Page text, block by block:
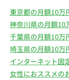
東京都の月額10万
神奈川県の月額10
千葉県の月額10万
埼玉県の月額10万
インターネット固
女性におススメの